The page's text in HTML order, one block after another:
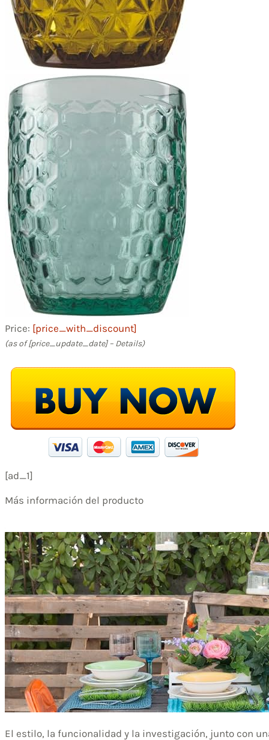
Price: [price_with_discount]
(as of [price_update_date] – Details)
[ad_1]
Más información del producto
El estilo, la funcionalidad y la investigación, junto con